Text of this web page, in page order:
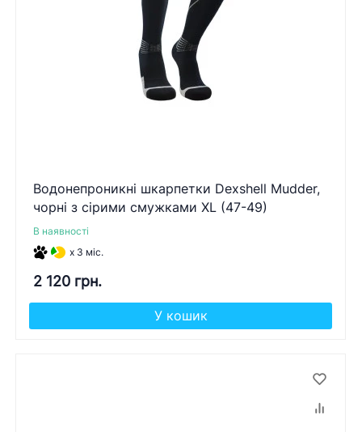
Водонепроникні шкарпетки Dexshell Mudder,
чорні з сірими смужками XL (47-49)
В наявності
x 3 міс.
2 120 грн.
У кошик